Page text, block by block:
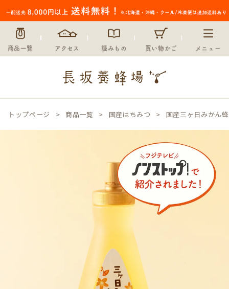
商品一覧 アクセス 読みもの 買い物かご メニュー
トップページ 商品一覧 国産はちみつ 国産三ヶ日みかん